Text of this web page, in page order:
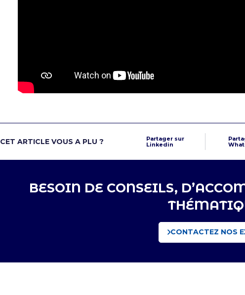
CET ARTICLE VOUS A PLU ?
Partager sur
Linkedin
BESOIN DE CONSEILS,
CONTACTEZ NOS